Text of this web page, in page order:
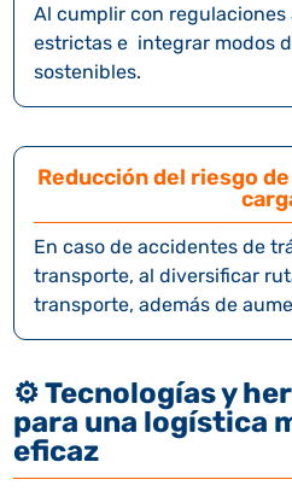
Al cumplir con regulaciones
estrictas e integrar modos
sostenibles.
Reducción del riesgo
En caso de accidentes de
transporte, al diversificar
transporte, además de
⚙️Tecnologías y
para una logística
eficaz